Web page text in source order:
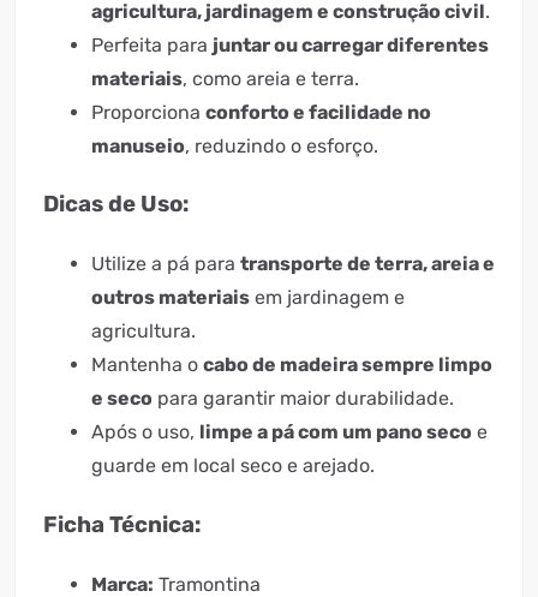
agricultura, jardinagem e construção civil.
Perfeita para juntar ou carregar diferentes
materiais, como areia e terra.
Proporciona conforto e facilidade no
manuseio, reduzindo o esforço.
Dicas de Uso:
Utilize a pá para transporte de terra, areia e
outros materiais em jardinagem e
agricultura.
Mantenha o cabo de madeira sempre limpo
e seco para garantir maior durabilidade.
Após o uso, limpe a pá com um pano seco e
guarde em local seco e arejado.
Ficha Técnica:
Marca: Tramontina